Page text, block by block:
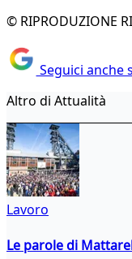
© RIPRODUZIONE
Seguici anche
Altro di Attualità
Lavoro
Le parole di